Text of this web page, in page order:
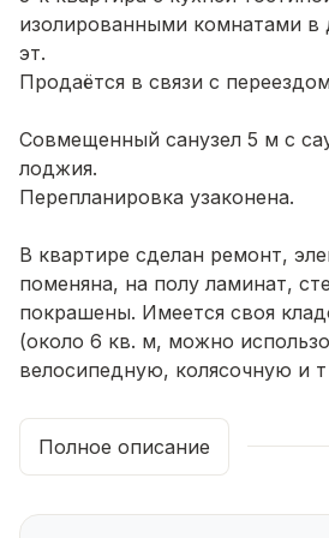
изолированными комнатами в
эт.
Продаётся в связи с
Совмещенный санузел 5 м с
лоджия.
Перепланировка узаконена.
В квартире сделан ремонт,
поменяна, на полу ламинат,
покрашены. Имеется своя
(около 6 кв. м, можно
велосипедную, колясочную и
Недалеко благоустроенный
Полное описание